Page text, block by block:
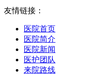
友情链接：
医院首页
医院简介
医院新闻
医护团队
来院路线